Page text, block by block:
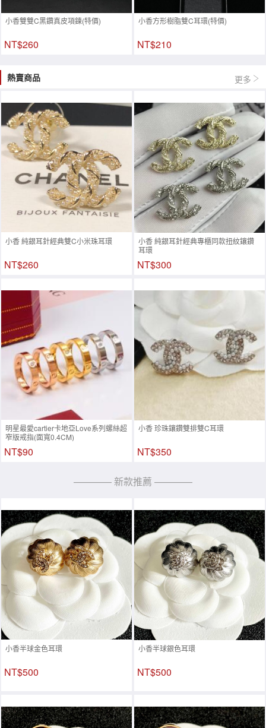
小香雙雙C黑鑽真皮項鍊(特價)
NT$260
小香方形樹脂雙C耳環(特價)
NT$210
熱賣商品 更多
小香 純銀耳針經典雙C小米珠耳環
NT$260
小香 純銀耳針經典專櫃同款扭紋鑲鑽
耳環
NT$300
明星最愛cartier卡地亞Love系列螺絲超
窄版戒指(面寬0.4CM)
NT$90
小香 珍珠鑲鑽雙排雙C耳環
NT$350
———— 新款推薦 ————
小香半球金色耳環
NT$500
小香半球銀色耳環
NT$500